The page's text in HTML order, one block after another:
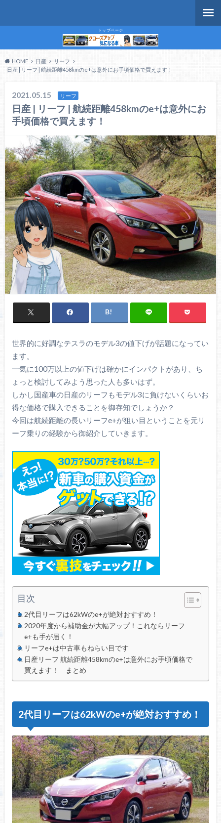
トップページ
HOME 日産
リーフ
日産 | リーフ | 航続距離458kmのe+は意外にお手頃価格で買えます！
2021.05.15 リーフ
日産 | リーフ | 航続距離458kmのe+は意外にお
手頃価格で買えます！
世界的に好調なテスラのモデル3の値下げが話題になってい
ます。
一気に100万以上の値下げは確かにインパクトがあり、ち
ょっと検討してみよう思った人も多いはず。
しかし国産車の日産のリーフもモデル3に負けないくらいお
得な価格で購入できることを御存知でしょうか？
今回は航続距離の長いリーフe+が狙い目ということを元リ
ーフ乗りの経験から御紹介していきます。
目次
2代目リーフは62kWのe+が絶対おすすめ！
2020年度から補助金が大幅アップ！これならリーフ
e+も手が届く！
リーフe+は中古車もねらい目です
日産リーフ 航続距離458kmのe+は意外にお手頃価格で
買えます！ まとめ
2代目リーフは62kWのe+が絶対おすすめ！